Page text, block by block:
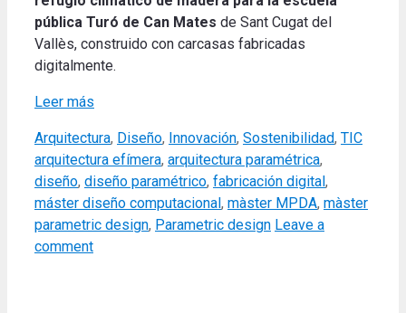
pública Turó de Can Mates de Sant Cugat del
Vallès, construido con carcasas fabricadas
digitalmente.
Leer más
Categories
Arquitectura, Diseño, Innovación, Sostenibilidad, TICTags
arquitectura efímera, arquitectura paramétrica,
diseño, diseño paramétrico, fabricación digital ,
máster diseño computacional , màster MPDA, màster
parametric design, Parametric design Leave a
comment